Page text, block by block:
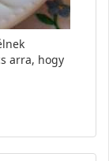
arra, hogy